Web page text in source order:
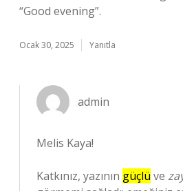
“Good evening”.
Ocak 30, 2025 Yanıtla
admin
Melis Kaya!
Katkınız, yazının güçlü ve